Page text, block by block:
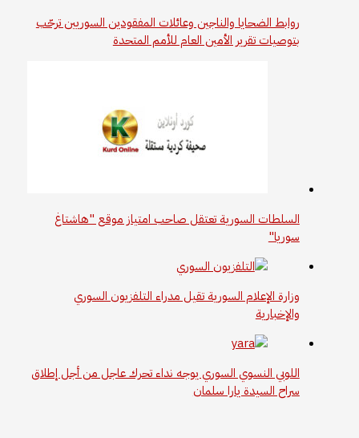
روابط الضحايا والناجين وعائلات المفقودين السوريين ترحّب
بتوصيات تقرير الأمين العام للأمم المتحدة
السلطات السورية تعتقل صاحب امتياز موقع "هاشتاغ
سوريا"
وزارة الإعلام السورية تقيل مدراء التلفزيون السوري
والإخبارية
اللوبي النسوي السوري يوجه نداء تحرك عاجل من أجل إطلاق
سراح السيدة يارا سلمان